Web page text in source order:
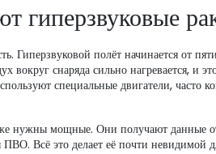
гиперзвуковые
Гиперзвуковой полёт начинается от
вокруг снаряда сильно нагревается, и
специальные двигатели,
нужны мощные. Они получают данные
ПВО. Всё это делает её почти невидимой